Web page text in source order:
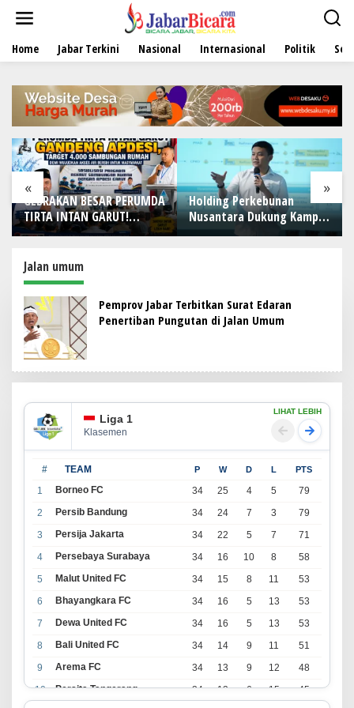
t
Home Jabar Terkini Nasional Internasional Politik
« »
PERUMDA
GARUT!
Target
Akses Air
Masyarakat
Holding Perkebunan
Nusantara Dukung Kampus
Berbasis Perkebunan, Arya
PRESTASI
FASILITAS
Penjualan
Jadi Sorotan
Jalan umum
Pemprov Jabar Terbitkan Surat Edaran
Penertiban Pungutan di Jalan Umum
Liga 1
Klasemen
LIHAT LEBIH
# TEAM P W D L PTS
1 Borneo FC 34 25 4 5
79
2
Persib Bandung 34 24 7 3
79
3
Persija Jakarta 34 22 5 7
71
4
Persebaya Surabaya 34 16 10 8
58
5
Malut United FC 34 15 8 11
53
6
Bhayangkara FC 34 16 5 13
53
7
Dewa United FC 34 16 5 13
53
8
Bali United FC 34 14 9 11
51
9
Arema FC 34 13 9 12
48
10
Persita Tangerang 34 13 6 15
45